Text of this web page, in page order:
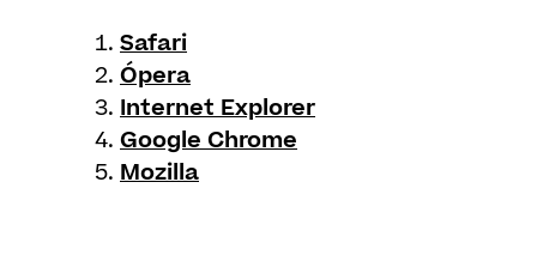
Safari
Ópera
Internet Explorer
Google Chrome
Mozilla